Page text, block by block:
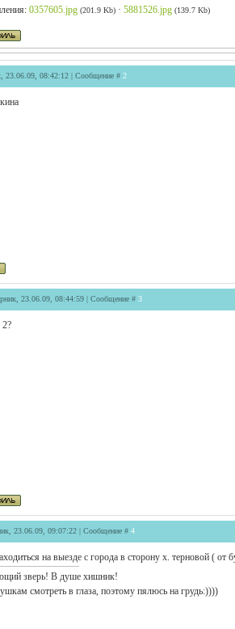
0357605.jpg (201.9 Kb) · 5881526.jpg (139.7 Kb)
23.06.09, 08:42:12 | Сообщение # 2
23.06.09, 08:44:59 | Сообщение # 3
23.06.09, 09:07:22 | Сообщение # 4
на выезде с города в сторону х. терновой ( от
зверь! В душе хишник!
смотреть в глаза, поэтому пялюсь на грудь:))))